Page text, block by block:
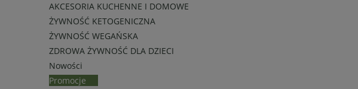
AKCESORIA KUCHENNE I DOMOWE
ŻYWNOŚĆ KETOGENICZNA
ŻYWNOŚĆ WEGAŃSKA
ZDROWA ŻYWNOŚĆ DLA DZIECI
Nowości
Promocje